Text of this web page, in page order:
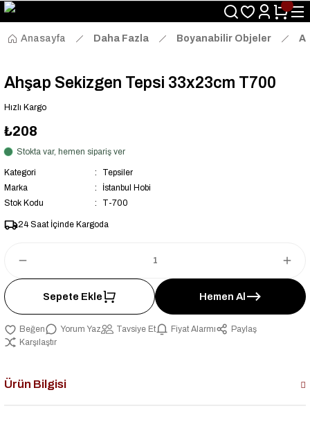
Size Özel "HG10" Kodu ile Sepette Hemen %10 İndirim Fırsatını
Kaçırmayın!
Anasayfa
Daha Fazla Boyanabilir Objeler
Ahşap Sekizgen Tepsi 33x23cm T700
Hızlı Kargo
₺208
Stokta var, hemen sipariş ver
Kategori
Tepsiler
Marka
İstanbul Hobi
Stok Kodu
T-700
24 Saat İçinde Kargoda
Sepete Ekle Hemen Al
Yorum Yaz Tavsiye Et Fiyat Alarmı
Paylaş
Karşılaştır
Ürün Bilgisi